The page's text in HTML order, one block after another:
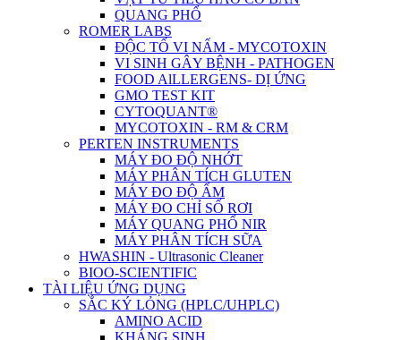
QUANG PHỔ
ROMER LABS
ĐỘC TỐ VI NẤM - MYCOTOXIN
VI SINH GÂY BỆNH - PATHOGEN
FOOD AlLLERGENS- DỊ ỨNG
GMO TEST KIT
CYTOQUANT®
MYCOTOXIN - RM & CRM
PERTEN INSTRUMENTS
MÁY ĐO ĐỘ NHỚT
MÁY PHÂN TÍCH GLUTEN
MÁY ĐO ĐỘ ẨM
MÁY ĐO CHỈ SỐ RƠI
MÁY QUANG PHỔ NIR
MÁY PHÂN TÍCH SỮA
HWASHIN - Ultrasonic Cleaner
BIOO-SCIENTIFIC
TÀI LIỆU ỨNG DỤNG
SẮC KÝ LỎNG (HPLC/UHPLC)
AMINO ACID
KHÁNG SINH